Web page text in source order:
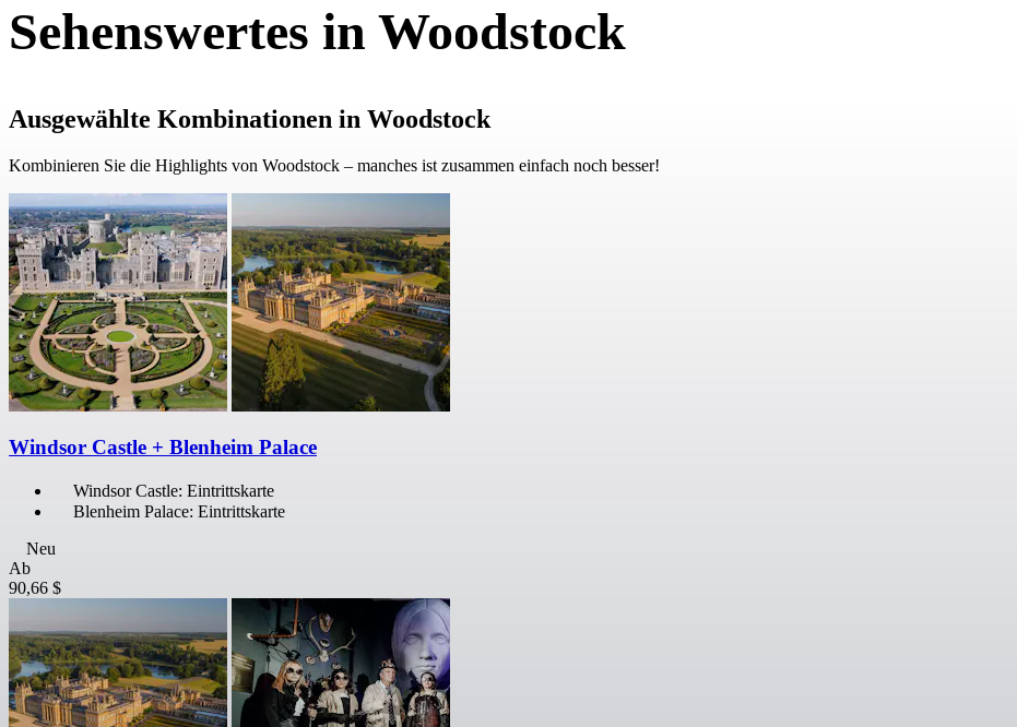
Sehenswertes in Woodstock
Ausgewählte Kombinationen in Woodstock
Kombinieren Sie die Highlights von Woodstock – manches ist zusammen einfach noch besser!
Windsor Castle + Blenheim Palace
Windsor Castle: Eintrittskarte
Blenheim Palace: Eintrittskarte
Neu
Ab
90,66 $